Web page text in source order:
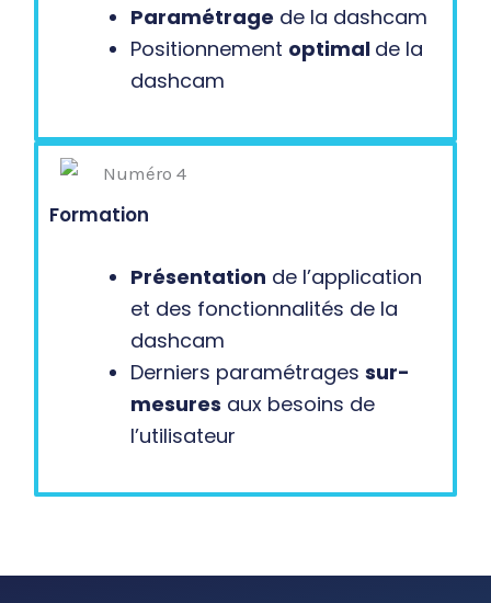
Paramétrage de la dashcam
Positionnement optimal de la
dashcam
Formation
Présentation de l’application
et des fonctionnalités de la
dashcam
Derniers paramétragessur-
mesures aux besoins de
l’utilisateur